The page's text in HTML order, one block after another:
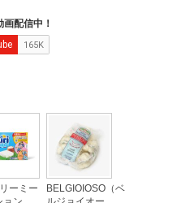
配信中！
ーミー
BELGIOIOSO（ベ